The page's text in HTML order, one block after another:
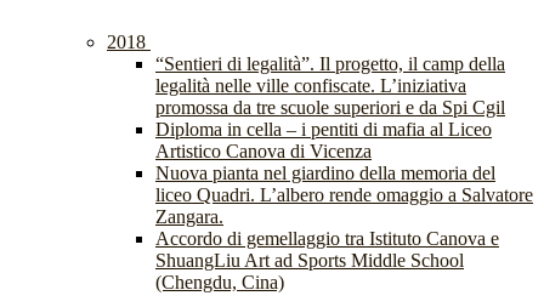
2018
“Sentieri di legalità”. Il progetto, il camp della
legalità nelle ville confiscate. L’iniziativa
promossa da tre scuole superiori e da Spi Cgil
Diploma in cella – i pentiti di mafia al Liceo
Artistico Canova di Vicenza
Nuova pianta nel giardino della memoria del
liceo Quadri. L’albero rende omaggio a Salvatore
Zangara.
Accordo di gemellaggio tra Istituto Canova e
ShuangLiu Art ad Sports Middle School
(Chengdu, Cina)